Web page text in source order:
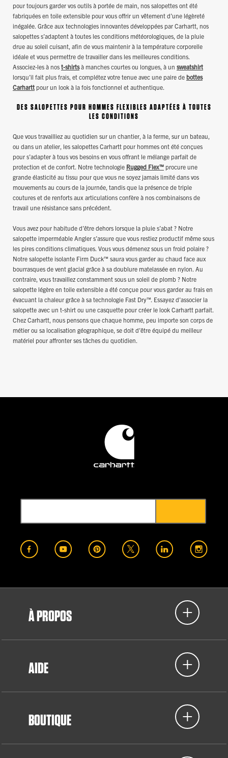
pour toujours garder vos outils à portée de main, nos salopettes ont été
fabriquées en toile extensible pour vous offrir un vêtement d’une légèreté
inégalée. Grâce aux technologies innovantes développées par Carhartt, nos
salopettes s’adaptent à toutes les conditions météorologiques, de la pluie
drue au soleil cuisant, afin de vous maintenir à la température corporelle
idéale et vous permettre de travailler dans les meilleures conditions.
Associez-les à nos t-shirtsà manches courtes ou longues, à un sweatshirt
lorsqu’il fait plus frais, et complétez votre tenue avec une paire de bottes
Carhartt pour un look à la fois fonctionnel et authentique.
DES SALOPETTES POUR HOMMES FLEXIBLES ADAPTÉES À TOUTES
LES CONDITIONS
Que vous travailliez au quotidien sur un chantier, à la ferme, sur un bateau,
ou dans un atelier, les salopettes Carhartt pour hommes ont été conçues
pour s’adapter à tous vos besoins en vous offrant le mélange parfait de
protection et de confort. Notre technologie Rugged Flex™ procure une
grande élasticité au tissu pour que vous ne soyez jamais limité dans vos
mouvements au cours de la journée, tandis que la présence de triple
coutures et de renforts aux articulations confère à nos combinaisons de
travail une résistance sans précédent.
Vous avez pour habitude d’être dehors lorsque la pluie s’abat ? Notre
salopette imperméable Angler s’assure que vous restiez productif même sous
les pires conditions climatiques. Vous vous démenez sous un froid polaire ?
Notre salopette isolante Firm Duck™ saura vous garder au chaud face aux
bourrasques de vent glacial grâce à sa doublure matelassée en nylon. Au
contraire, vous travaillez constamment sous un soleil de plomb ? Notre
salopette légère en toile extensible a été conçue pour vous garder au frais en
évacuant la chaleur grâce à sa technologie Fast Dry™. Essayez d'associer la
salopette avec un t-shirt ou une casquette pour créer le look Carhartt parfait.
Chez Carhartt, nous pensons que chaque homme, peu importe son corps de
métier ou sa localisation géographique, se doit d’être équipé du meilleur
matériel pour affronter ses tâches du quotidien.
À PROPOS
AIDE
BOUTIQUE